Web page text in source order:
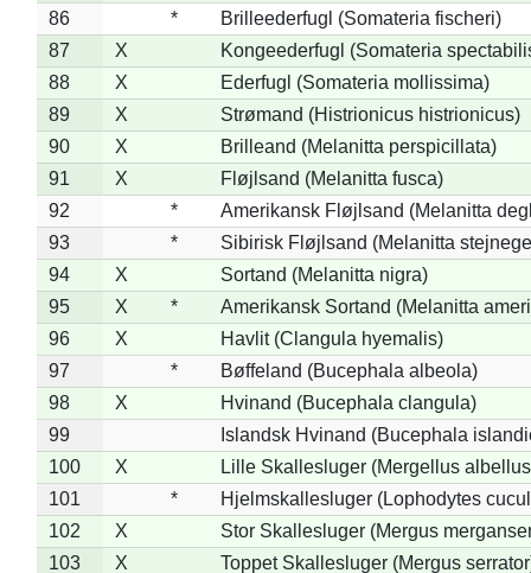
86
*
Brilleederfugl (Somateria fischeri)
87
X
Kongeederfugl (Somateria
88
X
Ederfugl (Somateria mollissima)
89
X
Strømand (Histrionicus histrionicus)
90
X
Brilleand (Melanitta perspicillata)
91
X
Fløjlsand (Melanitta fusca)
92
*
Amerikansk Fløjlsand (Melanitta
93
*
Sibirisk Fløjlsand (Melanitta
94
X
Sortand (Melanitta nigra)
95
X *
Amerikansk Sortand (Melanitta
96
X
Havlit (Clangula hyemalis)
97
*
Bøffeland (Bucephala albeola)
98
X
Hvinand (Bucephala clangula)
99
Islandsk Hvinand (Bucephala
100
X
Lille Skallesluger (Mergellus
101
*
Hjelmskallesluger (Lophodytes
102
X
Stor Skallesluger (Mergus
103
X Toppet Skallesluger (Mergus